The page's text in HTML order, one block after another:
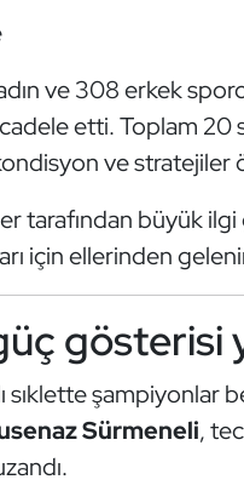
ve 308 erkek
etti. Toplam 20
ve stratejiler
tarafından büyük
için ellerinden
gösterisi
sıklette şampiyonlar
Sürmeneli,